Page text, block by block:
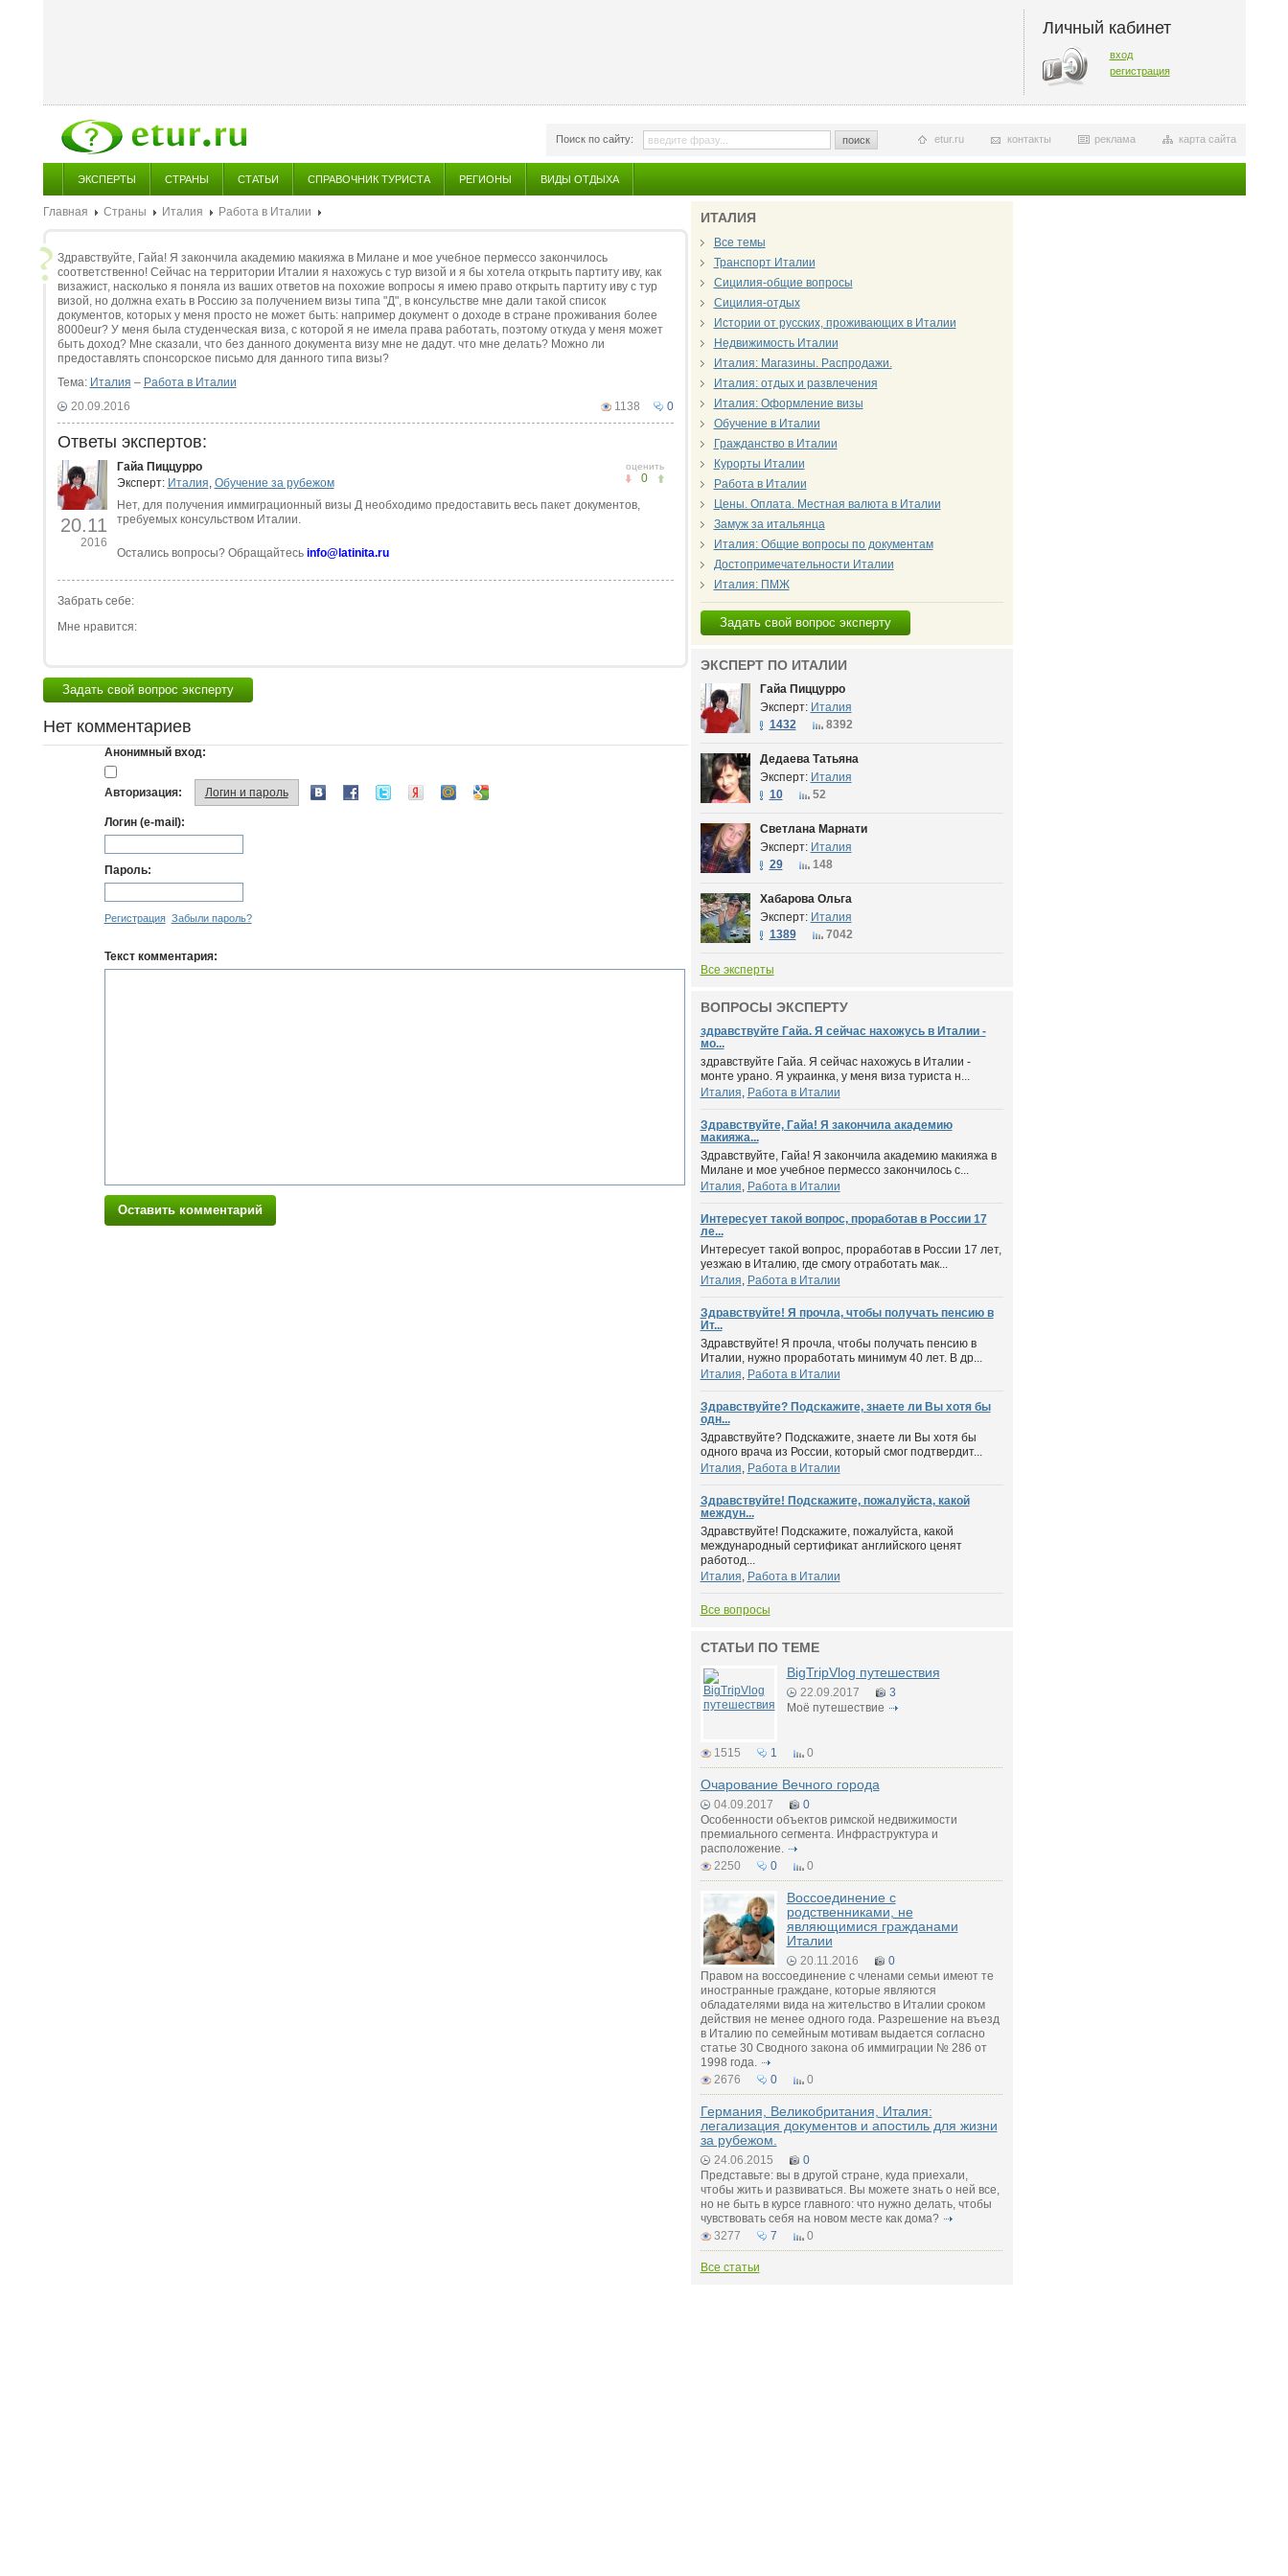
Личный кабинет
вход
регистрация
Поиск по сайту: поиск карта сайта
реклама
контакты
etur.ru
ЭКСПЕРТЫ СТРАНЫ СТАТЬИ СПРАВОЧНИК ТУРИСТА РЕГИОНЫ ВИДЫ ОТДЫХА
Главная Страны Италия Работа в Италии
Здравствуйте, Гайа! Я закончила академию макияжа в Милане и мое учебное пермессо закончилось
соответственно! Сейчас на территории Италии я нахожусь с тур визой и я бы хотела открыть партиту иву, как
визажист, насколько я поняла из ваших ответов на похожие вопросы я имею право открыть партиту иву с тур
визой, но должна ехать в Россию за получением визы типа "Д", в консульстве мне дали такой список
документов, которых у меня просто не может быть: например документ о доходе в стране проживания более
8000eur? У меня была студенческая виза, с которой я не имела права работать, поэтому откуда у меня может
быть доход? Мне сказали, что без данного документа визу мне не дадут. что мне делать? Можно ли
предоставлять спонсорское письмо для данного типа визы?
Тема: Италия – Работа в Италии
0
1138
20.09.2016
Ответы экспертов:
20.11
2016
оценить
0
Гайа Пиццурро
Эксперт: Италия, Обучение за рубежом
Нет, для получения иммиграционный визы Д необходимо предоставить весь пакет документов,
требуемых консульством Италии.
Остались вопросы? Обращайтесь info@latinita.ru
Забрать себе:
Мне нравится:
Задать свой вопрос эксперту
Нет комментариев
Анонимный вход:
Авторизация: Логин и пароль
Логин (e-mail):
Пароль:
Регистрация Забыли пароль?
Текст комментария:
Оставить комментарий
ИТАЛИЯ
Все темы
Транспорт Италии
Сицилия-общие вопросы
Сицилия-отдых
Истории от русских, проживающих в Италии
Недвижимость Италии
Италия: Магазины. Распродажи.
Италия: отдых и развлечения
Италия: Оформление визы
Обучение в Италии
Гражданство в Италии
Курорты Италии
Работа в Италии
Цены. Оплата. Местная валюта в Италии
Замуж за итальянца
Италия: Общие вопросы по документам
Достопримечательности Италии
Италия: ПМЖ
Задать свой вопрос эксперту
ЭКСПЕРТ ПО ИТАЛИИ
Гайа Пиццурро
Эксперт: Италия
1432
8392
Дедаева Татьяна
Эксперт: Италия
10
52
Светлана Марнати
Эксперт: Италия
29
148
Хабарова Ольга
Эксперт: Италия
1389
7042
Все эксперты
ВОПРОСЫ ЭКСПЕРТУ
здравствуйте Гайа. Я сейчас нахожусь в Италии -
мо...
здравствуйте Гайа. Я сейчас нахожусь в Италии -
монте урано. Я украинка, у меня виза туриста н...
Италия, Работа в Италии
Здравствуйте, Гайа! Я закончила академию
макияжа...
Здравствуйте, Гайа! Я закончила академию макияжа в
Милане и мое учебное пермессо закончилось с...
Италия, Работа в Италии
Интересует такой вопрос, проработав в России 17
ле...
Интересует такой вопрос, проработав в России 17 лет,
уезжаю в Италию, где смогу отработать мак...
Италия, Работа в Италии
Здравствуйте! Я прочла, чтобы получать пенсию в
Ит...
Здравствуйте! Я прочла, чтобы получать пенсию в
Италии, нужно проработать минимум 40 лет. В др...
Италия, Работа в Италии
Здравствуйте? Подскажите, знаете ли Вы хотя бы
одн...
Здравствуйте? Подскажите, знаете ли Вы хотя бы
одного врача из России, который смог подтвердит...
Италия, Работа в Италии
Здравствуйте! Подскажите, пожалуйста, какой
междун...
Здравствуйте! Подскажите, пожалуйста, какой
международный сертификат английского ценят
работод...
Италия, Работа в Италии
Все вопросы
СТАТЬИ ПО ТЕМЕ
BigTripVlog путешествия
22.09.2017
3
Моё путешествие
1515 1 0
Очарование Вечного города
04.09.2017
0
Особенности объектов римской недвижимости
премиального сегмента. Инфраструктура и
расположение.
2250
0 0
Воссоединение с
родственниками, не
являющимися гражданами
Италии
20.11.2016
0
Правом на воссоединение с членами семьи имеют те
иностранные граждане, которые являются
обладателями вида на жительство в Италии сроком
действия не менее одного года. Разрешение на въезд
в Италию по семейным мотивам выдается согласно
статье 30 Сводного закона об иммиграции № 286 от
1998 года.
2676
0 0
Германия, Великобритания, Италия:
легализация документов и апостиль для жизни
за рубежом.
24.06.2015
0
Представьте: вы в другой стране, куда приехали,
чтобы жить и развиваться. Вы можете знать о ней все,
но не быть в курсе главного: что нужно делать, чтобы
чувствовать себя на новом месте как дома?
3277
7 0
Все статьи